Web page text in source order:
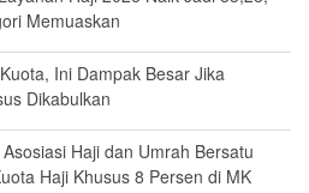
Memuaskan
Ini Dampak Besar Jika
Dikabulkan
Haji dan Umrah Bersatu
Haji Khusus 8 Persen di MK